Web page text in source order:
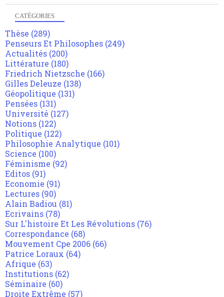
CATÉGORIES
Thèse (289)
Penseurs Et Philosophes (249)
Actualités (200)
Littérature (180)
Friedrich Nietzsche (166)
Gilles Deleuze (138)
Géopolitique (131)
Pensées (131)
Université (127)
Notions (122)
Politique (122)
Philosophie Analytique (101)
Science (100)
Féminisme (92)
Editos (91)
Economie (91)
Lectures (90)
Alain Badiou (81)
Ecrivains (78)
Sur L'histoire Et Les Révolutions (76)
Correspondance (68)
Mouvement Cpe 2006 (66)
Patrice Loraux (64)
Afrique (63)
Institutions (62)
Séminaire (60)
Droite Extrême (57)